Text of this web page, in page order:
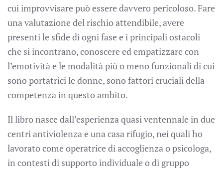
cui improvvisare può essere davvero pericoloso. Fare
una valutazione del rischio attendibile, avere
presenti le sfide di ogni fase e i principali ostacoli
che si incontrano, conoscere ed empatizzare con
l’emotività e le modalità più o meno funzionali di cui
sono portatrici le donne, sono fattori cruciali della
competenza in questo ambito.
Il libro nasce dall’esperienza quasi ventennale in due
centri antiviolenza e una casa rifugio, nei quali ho
lavorato come operatrice di accoglienza o psicologa,
in contesti di supporto individuale o di gruppo